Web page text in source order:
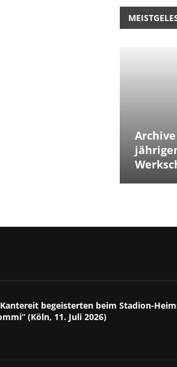
begeisterten beim Stadion-
(Köln, 11. Juli 2026)